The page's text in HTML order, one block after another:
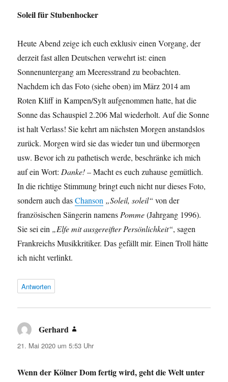
Soleil für Stubenhocker
Heute Abend zeige ich euch exklusiv einen Vorgang, der
derzeit fast allen Deutschen verwehrt ist: einen
Sonnenuntergang am Meeresstrand zu beobachten.
Nachdem ich das Foto (siehe oben) im März 2014 am
Roten Kliff in Kampen/Sylt aufgenommen hatte, hat die
Sonne das Schauspiel 2.206 Mal wiederholt. Auf die Sonne
ist halt Verlass! Sie kehrt am nächsten Morgen anstandslos
zurück. Morgen wird sie das wieder tun und übermorgen
usw. Bevor ich zu pathetisch werde, beschränke ich mich
auf ein Wort: Danke!– Macht es euch zuhause gemütlich.
In die richtige Stimmung bringt euch nicht nur dieses Foto,
sondern auch dasChanson „Soleil, soleil“ von der
französischen Sängerin namens Pomme(Jahrgang 1996).
Sie sei ein „Elfe mit ausgereifter Persönlichkeit“, sagen
Frankreichs Musikkritiker. Das gefällt mir. Einen Troll hätte
ich nicht verlinkt.
Antworten
Gerhard
21. Mai 2020 um 5:53 Uhr
Wenn der Kölner Dom fertig wird, geht die Welt unter